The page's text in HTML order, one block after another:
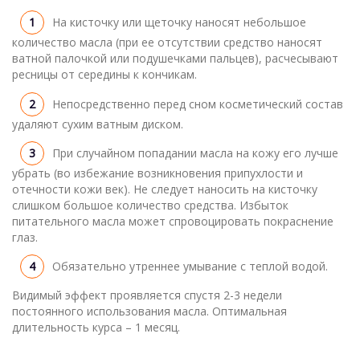
На кисточку или щеточку наносят небольшое
количество масла (при ее отсутствии средство наносят
ватной палочкой или подушечками пальцев), расчесывают
ресницы от середины к кончикам.
Непосредственно перед сном косметический состав
удаляют сухим ватным диском.
При случайном попадании масла на кожу его лучше
убрать (во избежание возникновения припухлости и
отечности кожи век). Не следует наносить на кисточку
слишком большое количество средства. Избыток
питательного масла может спровоцировать покраснение
глаз.
Обязательно утреннее умывание с теплой водой.
Видимый эффект проявляется спустя 2-3 недели
постоянного использования масла. Оптимальная
длительность курса – 1 месяц.